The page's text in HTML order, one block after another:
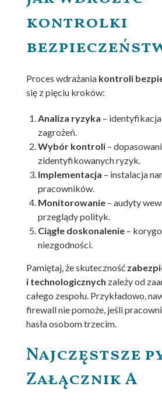
kontrolki
Proces wdrażania kontroli
się z pięciu kroków:
Analiza ryzyka –
zagrożeń.
Wybór kontroli –
zidentyfikowanych ryzyk.
Implementacja – instalacja
pracowników.
Monitorowanie – audyty
przeglądy polityk.
Ciągłe doskonalenie –
niezgodności.
Pamiętaj, że skuteczność
i technologicznych zależy od
całego zespołu. Przykładowo,
firewall nie pomoże, jeśli
hasła osobom trzecim.
Najczęstsze
Załącznik A